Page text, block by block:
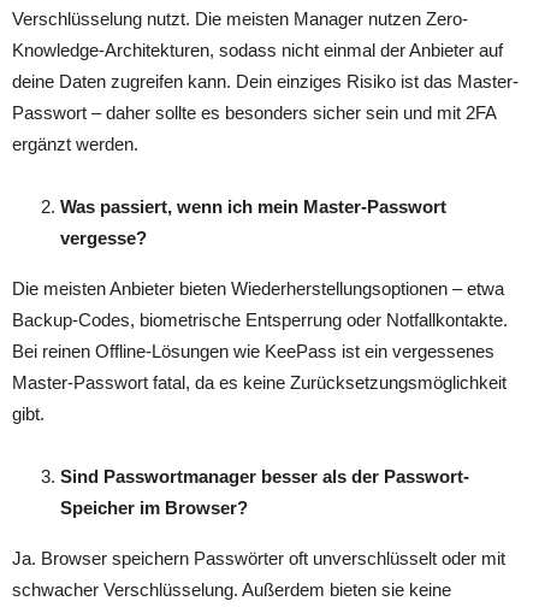
Verschlüsselung nutzt. Die meisten Manager nutzen Zero-
Knowledge-Architekturen, sodass nicht einmal der Anbieter auf
deine Daten zugreifen kann. Dein einziges Risiko ist das Master-
Passwort – daher sollte es besonders sicher sein und mit 2FA
ergänzt werden.
Was passiert, wenn ich mein Master-Passwort
vergesse?
Die meisten Anbieter bieten Wiederherstellungsoptionen – etwa
Backup-Codes, biometrische Entsperrung oder Notfallkontakte.
Bei reinen Offline-Lösungen wie KeePass ist ein vergessenes
Master-Passwort fatal, da es keine Zurücksetzungsmöglichkeit
gibt.
Sind Passwortmanager besser als der Passwort-
Speicher im Browser?
Ja. Browser speichern Passwörter oft unverschlüsselt oder mit
schwacher Verschlüsselung. Außerdem bieten sie keine